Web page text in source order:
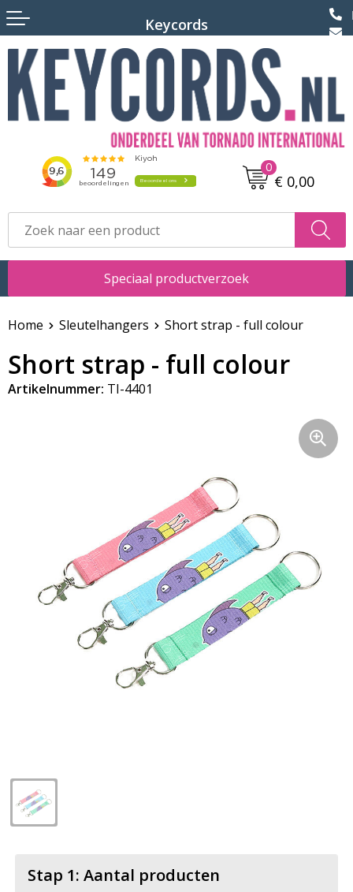
0
€ 0,00
Keycords
Keycords bedrukken
Keycords met logo
Keycords met naam
Keycords met pashouder
Speciaal productverzoek
Home Sleutelhangers Short strap - full colour
Short strap - full colour
Artikelnummer: TI-4401
Stap 1: Aantal producten